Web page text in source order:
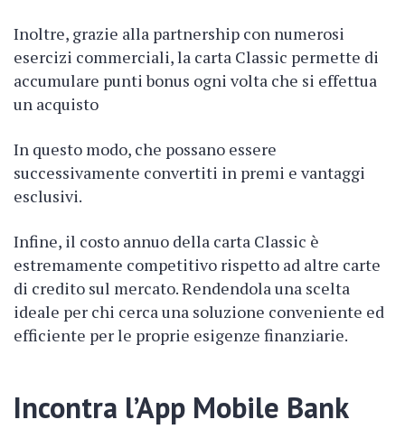
Inoltre, grazie alla partnership con numerosi
esercizi commerciali, la carta Classic permette di
accumulare punti bonus ogni volta che si effettua
un acquisto
In questo modo, che possano essere
successivamente convertiti in premi e vantaggi
esclusivi.
Infine, il costo annuo della carta Classic è
estremamente competitivo rispetto ad altre carte
di credito sul mercato. Rendendola una scelta
ideale per chi cerca una soluzione conveniente ed
efficiente per le proprie esigenze finanziarie.
Incontra l’App Mobile Bank